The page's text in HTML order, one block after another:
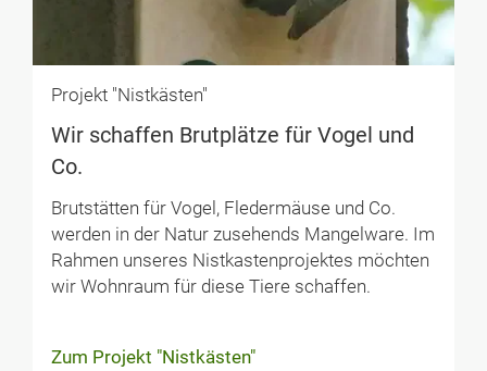
Projekt "Nistkästen"
Wir schaffen Brutplätze für Vogel und
Co.
Brutstätten für Vogel, Fledermäuse und Co.
werden in der Natur zusehends Mangelware. Im
Rahmen unseres Nistkastenprojektes möchten
wir Wohnraum für diese Tiere schaffen.
Zum Projekt "Nistkästen"